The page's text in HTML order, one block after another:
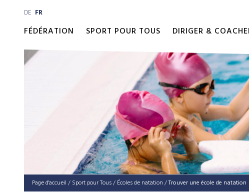
DE FR
FÉDÉRATION SPORT POUR TOUS DIRIGER &
Page d'accueil / Sport pour Tous/ Écoles de natation /Trouver une école de natation